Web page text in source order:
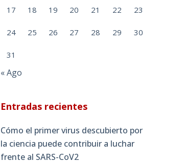
17 18 19 20 21 22 23
24 25 26 27 28 29 30
31
« Ago
Entradas recientes
Cómo el primer virus descubierto por
la ciencia puede contribuir a luchar
frente al SARS-CoV2